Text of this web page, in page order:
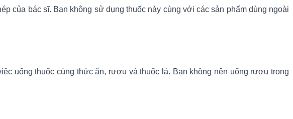
của bác sĩ. Bạn không sử dụng thuốc này cùng với các sản phẩm dùng ngoài
uống thuốc cùng thức ăn, rượu và thuốc lá. Bạn không nên uống rượu trong